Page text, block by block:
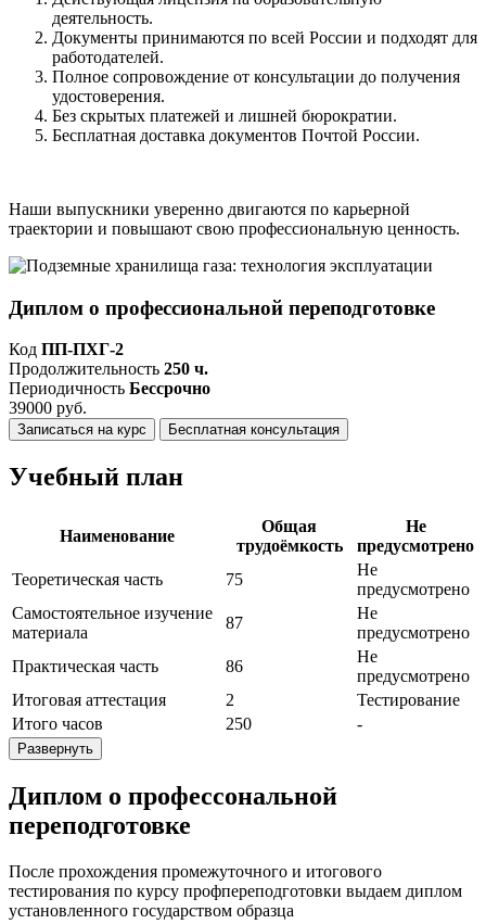
деятельность.
Документы принимаются по всей России и подходят для
работодателей.
Полное сопровождение от консультации до получения
удостоверения.
Без скрытых платежей и лишней бюрократии.
Бесплатная доставка документов Почтой России.
Наши выпускники уверенно двигаются по карьерной
траектории и повышают свою профессиональную ценность.
Диплом о профессиональной переподготовке
Код ПП-ПХГ-2
Продолжительность 250 ч.
Периодичность Бессрочно
39000 руб.
Записаться на курс Бесплатная консультация
Учебный план
Наименование
Общая
трудоёмкость
Не
предусмотрено
Теоретическая часть
75
Не
предусмотрено
Самостоятельное изучение
материала
87
Не
предусмотрено
Практическая часть
86
Не
предусмотрено
Итоговая аттестация
2
Тестирование
Итого часов
250 -
Развернуть
Диплом о профессональной
переподготовке
После прохождения промежуточного и итогового
тестирования по курсу профпереподготовки выдаем диплом
установленного государством образца